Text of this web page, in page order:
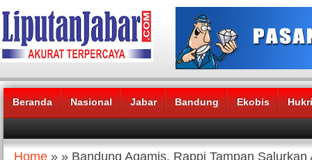
Beranda Nasional Jabar Bandung Ekobis
Headlines News :
Home » » Bandung Agamis, Rappi Tampan